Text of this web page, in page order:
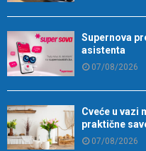
Supernova
asistenta
07/08/2026
Cveće u vazi
praktične
07/08/2026